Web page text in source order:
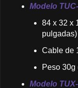
Modelo
84 x 32 x
pulgadas)
Cable de
Peso 30g
Modelo